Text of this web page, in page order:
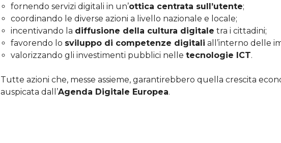
fornendo servizi digitali in un’ottica centrata sull’utente;
coordinando le diverse azioni a livello nazionale e locale;
incentivando la diffusione della cultura digitale tra i cittadini;
favorendo lo sviluppo di competenze digitali all’interno delle
valorizzando gli investimenti pubblici nelle tecnologie ICT.
Tutte azioni che, messe assieme, garantirebbero quella crescita
auspicata dall’Agenda Digitale Europea.